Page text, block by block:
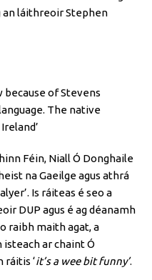
an láithreoir Stephen
of Stevens
The native
Féin, Niall Ó Donghaile
na Gaeilge agus athrá
Is ráiteas é seo a
DUP agus é ag déanamh
raibh maith agat, a
isteach ar chaint Ó
ráitis ‘it’s a wee bit funny’.